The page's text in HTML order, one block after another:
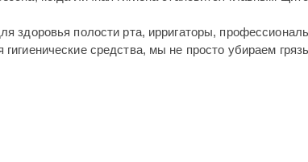
здоровья полости рта, ирригаторы,
средства, мы не просто убираем